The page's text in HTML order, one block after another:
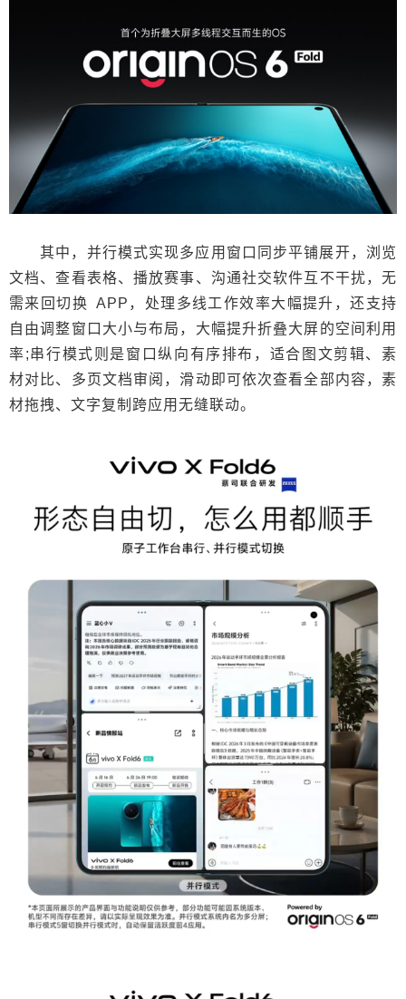
其中，并行模式实现多应用窗口同步平铺展开，浏览
文档、查看表格、播放赛事、沟通社交软件互不干扰，无
需来回切换 APP，处理多线工作效率大幅提升，还支持
自由调整窗口大小与布局，大幅提升折叠大屏的空间利用
率;串行模式则是窗口纵向有序排布，适合图文剪辑、素
材对比、多页文档审阅，滑动即可依次查看全部内容，素
材拖拽、文字复制跨应用无缝联动。